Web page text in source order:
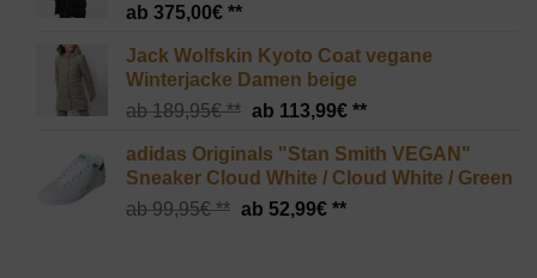
375,00€
Jack Wolfskin Kyoto Coat vegane
Winterjacke Damen beige
189,95€
Ursprünglicher
war:
189,95€
113,99€
Aktueller
ist:
113,99€.
adidas Originals "Stan Smith VEGAN"
Sneaker Cloud White / Cloud White / Green
99,95€
Ursprünglicher
52,99€
Aktueller